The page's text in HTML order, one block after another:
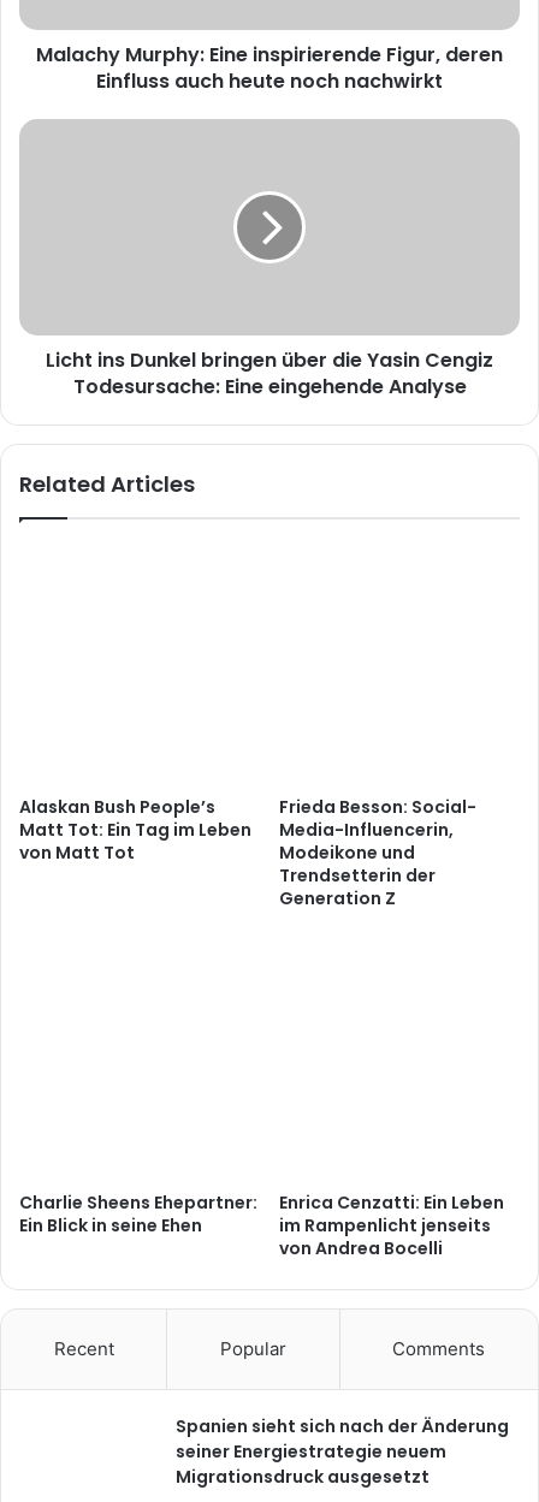
Malachy Murphy: Eine inspirierende Figur, deren
Einfluss auch heute noch nachwirkt
Licht ins Dunkel bringen über die Yasin Cengiz
Todesursache: Eine eingehende Analyse
Related Articles
Alaskan Bush People’s
Matt Tot: Ein Tag im Leben
von Matt Tot
Frieda Besson: Social-
Media-Influencerin,
Modeikone und
Trendsetterin der
Generation Z
Charlie Sheens Ehepartner:
Ein Blick in seine Ehen
Enrica Cenzatti: Ein Leben
im Rampenlicht jenseits
von Andrea Bocelli
Recent Popular Comments
Spanien sieht sich nach der Änderung
seiner Energiestrategie neuem
Migrationsdruck ausgesetzt